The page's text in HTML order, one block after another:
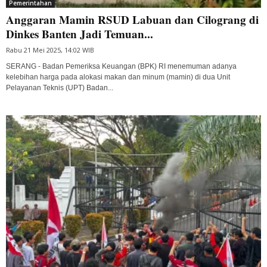
Pemerintahan
Anggaran Mamin RSUD Labuan dan Cilograng di
Dinkes Banten Jadi Temuan...
Rabu 21 Mei 2025, 14:02 WIB
SERANG - Badan Pemeriksa Keuangan (BPK) RI menemuman adanya
kelebihan harga pada alokasi makan dan minum (mamin) di dua Unit
Pelayanan Teknis (UPT) Badan...